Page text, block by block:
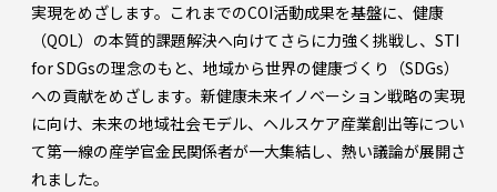
実現をめざします。これまでのCOI活動成果を基盤に、健康
（QOL）の本質的課題解決へ向けてさらに力強く挑戦し、STI
for SDGsの理念のもと、地域から世界の健康づくり（SDGs）
への貢献をめざします。新健康未来イノベーション戦略の実現
に向け、未来の地域社会モデル、ヘルスケア産業創出等につい
て第一線の産学官金民関係者が一大集結し、熱い議論が展開さ
れました。